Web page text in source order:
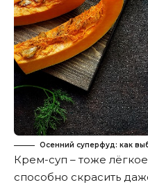
Осенний суперфуд: как
Крем-суп – тоже
способно скрасить